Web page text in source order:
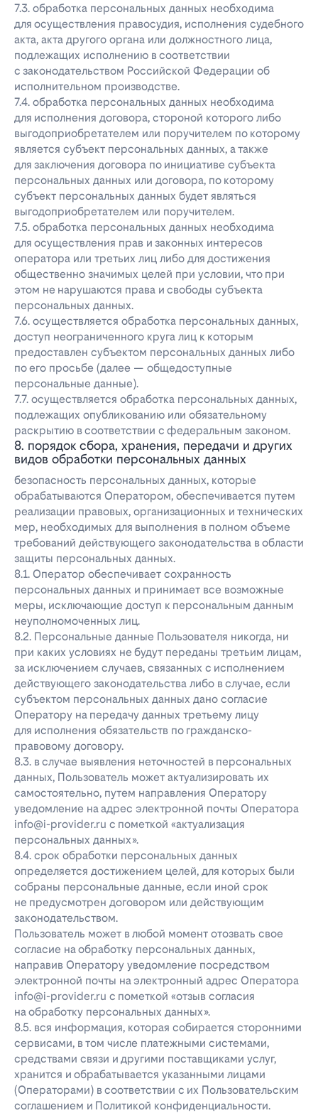
7.3. обработка персональных данных необходима
для осуществления правосудия, исполнения судебного
акта, акта другого органа или должностного лица,
подлежащих исполнению в соответствии
с законодательством Российской Федерации об
исполнительном производстве.
7.4. обработка персональных данных необходима
для исполнения договора, стороной которого либо
выгодоприобретателем или поручителем по которому
является субъект персональных данных, а также
для заключения договора по инициативе субъекта
персональных данных или договора, по которому
субъект персональных данных будет являться
выгодоприобретателем или поручителем.
7.5. обработка персональных данных необходима
для осуществления прав и законных интересов
оператора или третьих лиц либо для достижения
общественно значимых целей при условии, что при
этом не нарушаются права и свободы субъекта
персональных данных.
7.6. осуществляется обработка персональных данных,
доступ неограниченного круга лиц к которым
предоставлен субъектом персональных данных либо
по его просьбе (далее — общедоступные
персональные данные).
7.7. осуществляется обработка персональных данных,
подлежащих опубликованию или обязательному
раскрытию в соответствии с федеральным законом.
8. порядок сбора, хранения, передачи и других
видов обработки персональных данных
безопасность персональных данных, которые
обрабатываются Оператором, обеспечивается путем
реализации правовых, организационных и технических
мер, необходимых для выполнения в полном объеме
требований действующего законодательства в области
защиты персональных данных.
8.1. Оператор обеспечивает сохранность
персональных данных и принимает все возможные
меры, исключающие доступ к персональным данным
неуполномоченных лиц.
8.2. Персональные данные Пользователя никогда, ни
при каких условиях не будут переданы третьим лицам,
за исключением случаев, связанных с исполнением
действующего законодательства либо в случае, если
субъектом персональных данных дано согласие
Оператору на передачу данных третьему лицу
для исполнения обязательств по гражданско-
правовому договору.
8.3. в случае выявления неточностей в персональных
данных, Пользователь может актуализировать их
самостоятельно, путем направления Оператору
уведомление на адрес электронной почты Оператора
info@i-provider.ru с пометкой «актуализация
персональных данных».
8.4. срок обработки персональных данных
определяется достижением целей, для которых были
собраны персональные данные, если иной срок
не предусмотрен договором или действующим
законодательством.
Пользователь может в любой момент отозвать свое
согласие на обработку персональных данных,
направив Оператору уведомление посредством
электронной почты на электронный адрес Оператора
info@i-provider.ru с пометкой «отзыв согласия
на обработку персональных данных».
8.5. вся информация, которая собирается сторонними
сервисами, в том числе платежными системами,
средствами связи и другими поставщиками услуг,
хранится и обрабатывается указанными лицами
(Операторами) в соответствии с их Пользовательским
соглашением и Политикой конфиденциальности.